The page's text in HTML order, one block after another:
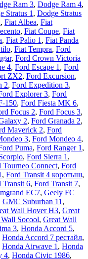
Ram 3, Dodge Ram 4,
Stratus 1 , Dodge Stratus
, Fiat Albea, Fiat
, Fiat Coupe, Fiat
, Fiat Palio 1 , Fiat Panda
, Fiat Tempra, Ford
, Ford Crown Victoria
4, Ford Escape 1 , Ford
ZX2, Ford Excursion,
2, Ford Expedition 3,
Explorer 3, Ford
150, Ford Fiesta MK 6,
Focus 2, Ford Focus 3,
2, Ford Granada 2,
Maverick 2, Ford
3, Ford Mondeo 4,
Puma, Ford Ranger 1 ,
, Ford Sierra 1 ,
Tourneo Connect, Ford
, Ford Transit 4 коротыш,
Transit 6, Ford Transit 7,
EC7, Geely FC
GMC Suburban 11 ,
Wall Hover H3, Great
Socool, Great Wall
3, Honda Accord 5,
Honda Accord 7 рестайл,
Honda Airwave 1 , Honda
4, Honda Civic 1986,